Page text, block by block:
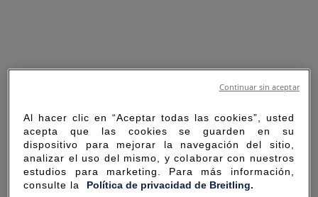
Al hacer clic en “Aceptar todas las cookies”, usted
acepta que las cookies se guarden en su
dispositivo para mejorar la navegación del sitio,
analizar el uso del mismo, y colaborar con nuestros
estudios para marketing. Para más información,
consulte la Política de privacidad de Breitling.
Continuar sin aceptar